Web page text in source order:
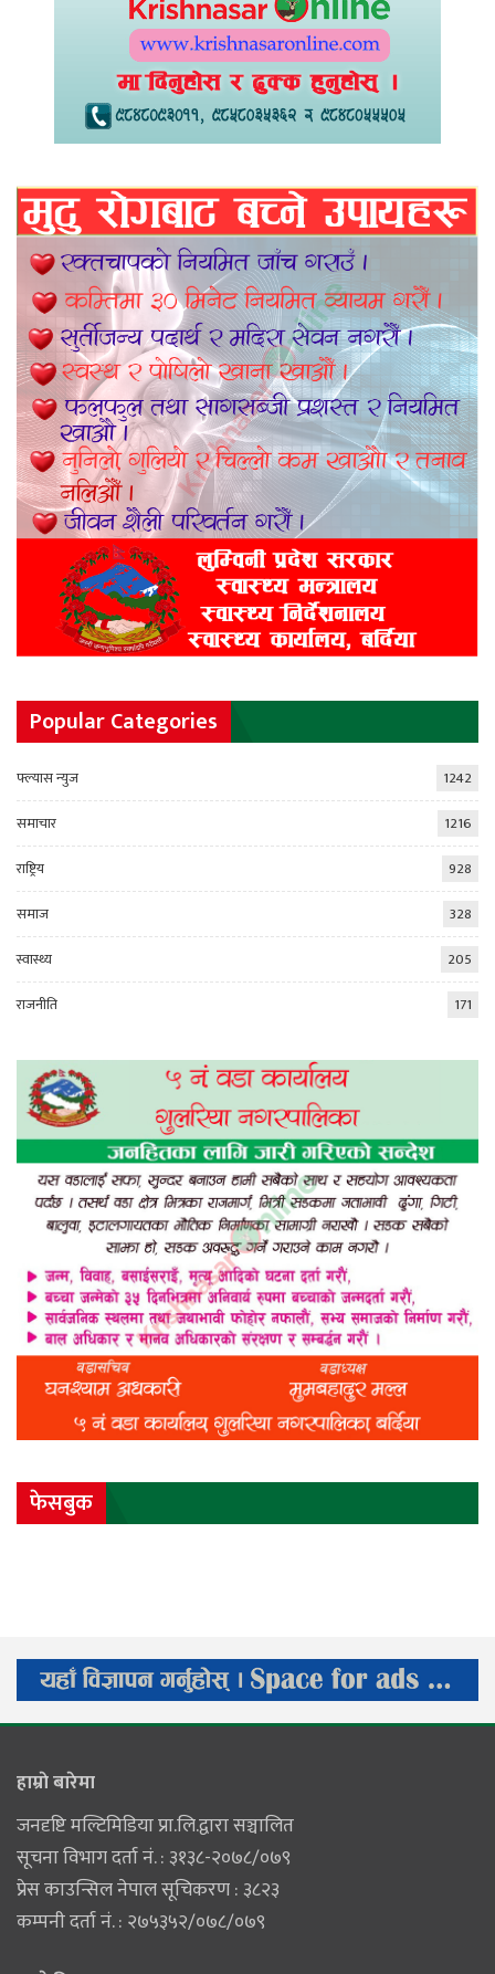
Popular Categories
फ्ल्यास न्युज
1242
समाचार
1216
राष्ट्रिय
928
समाज
328
स्वास्थ्य
205
राजनीति
171
फेसबुक
हाम्राे बारेमा
जनदृष्टि मल्टिमिडिया प्रा.लि.द्वारा सञ्चालित
सूचना विभाग दर्ता नं. : ३१३८-२०७८/०७९
प्रेस काउन्सिल नेपाल सूचिकरण : ३८२३
कम्पनी दर्ता नं. : २७५३५२/०७८/०७९